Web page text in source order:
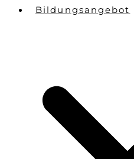
Bildungsangebot